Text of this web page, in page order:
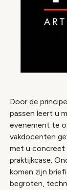
Door de
passen leert u
evenement te
vakdocenten
met u concreet
praktijkcase.
komen zijn
begroten,